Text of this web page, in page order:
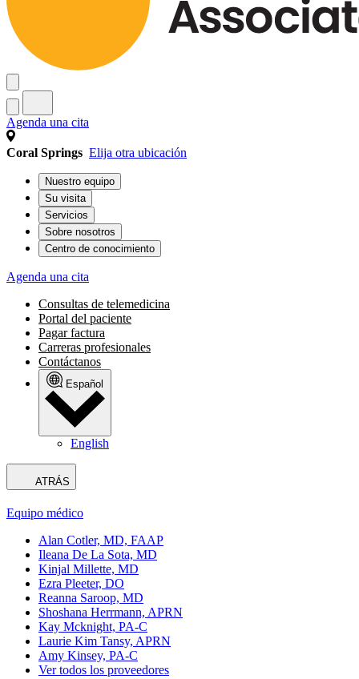
Agenda una cita
Coral Springs Elija otra ubicación
Nuestro equipo
Su visita
Servicios
Sobre nosotros
Centro de conocimiento
Agenda una cita
Consultas de telemedicina
Portal del paciente
Pagar factura
Carreras profesionales
Contáctanos
Español
English
ATRÁS
Equipo médico
Alan Cotler, MD, FAAP
Ileana De La Sota, MD
Kinjal Millette, MD
Ezra Pleeter, DO
Reanna Saroop, MD
Shoshana Herrmann, APRN
Kay Mcknight, PA-C
Laurie Kim Tansy, APRN
Amy Kinsey, PA-C
Ver todos los proveedores